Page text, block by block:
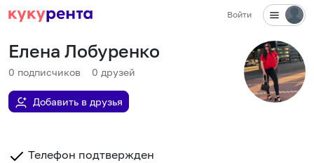
Войти
Елена Лобуренко
0 подписчиков 0 друзей
Добавить в друзья
Телефон подтвержден